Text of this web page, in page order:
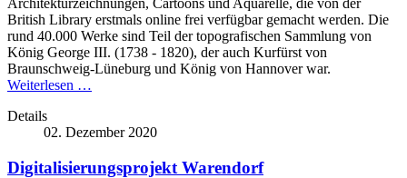
Architekturzeichnungen, Cartoons und Aquarelle, die von der
British Library erstmals online frei verfügbar gemacht werden. Die
rund 40.000 Werke sind Teil der topografischen Sammlung von
König George III. (1738 - 1820), der auch Kurfürst von
Braunschweig-Lüneburg und König von Hannover war.
Weiterlesen …
Details
02. Dezember 2020
Digitalisierungsprojekt Warendorf